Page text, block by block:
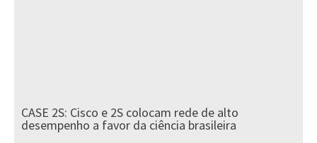
CASE 2S: Cisco e 2S colocam rede de alto
desempenho a favor da ciência brasileira